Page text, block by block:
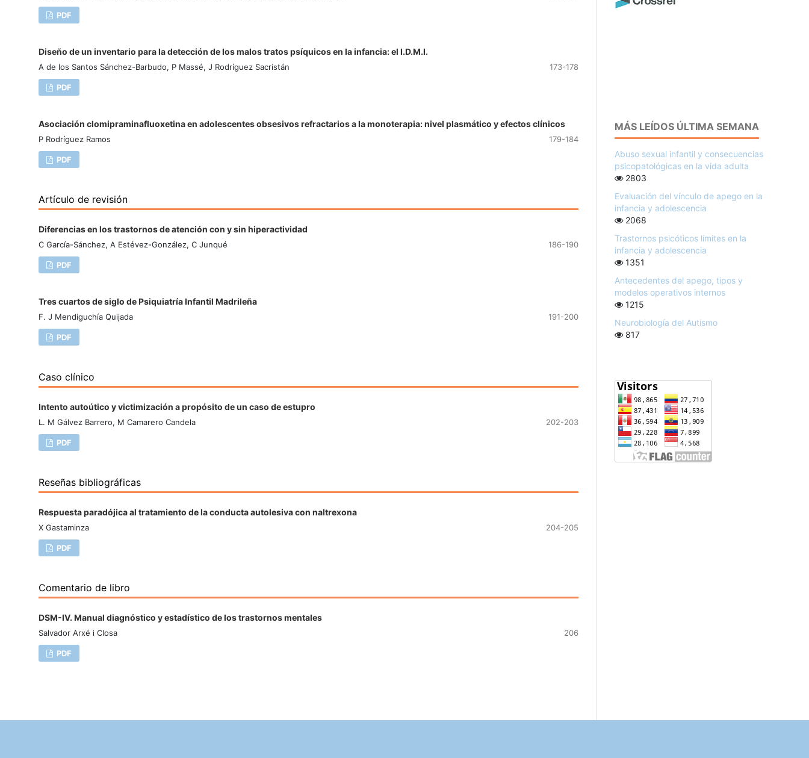
PDF
Diseño de un inventario para la detección de los malos tratos psíquicos en la infancia: el I.D.M.I.
A de los Santos Sánchez-Barbudo, P Massé, J Rodríguez Sacristán 173-178
PDF
Asociación clomipraminafluoxetina en adolescentes obsesivos refractarios a la monoterapia: nivel plasmático y efectos clínicos
P Rodríguez Ramos 179-184
PDF
Artículo de revisión
Diferencias en los trastornos de atención con y sin hiperactividad
C García-Sánchez, A Estévez-González, C Junqué 186-190
PDF
Tres cuartos de siglo de Psiquiatría Infantil Madrileña
F. J Mendiguchía Quijada 191-200
PDF
Caso clínico
Intento autoútico y victimización a propósito de un caso de estupro
L. M Gálvez Barrero, M Camarero Candela 202-203
PDF
Reseñas bibliográficas
Respuesta paradójica al tratamiento de la conducta autolesiva con naltrexona
X Gastaminza 204-205
PDF
Comentario de libro
DSM-IV. Manual diagnóstico y estadístico de los trastornos mentales
Salvador Arxé i Closa 206
PDF
MÁS LEÍDOS ÚLTIMA SEMANA
Abuso sexual infantil y consecuencias
psicopatológicas en la vida adulta
2803
Evaluación del vínculo de apego en la
infancia y adolescencia
2068
Trastornos psicóticos límites en la
infancia y adolescencia
1351
Antecedentes del apego, tipos y
modelos operativos internos
1215
Neurobiología del Autismo
817